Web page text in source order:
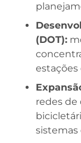
(DOT):
redes de